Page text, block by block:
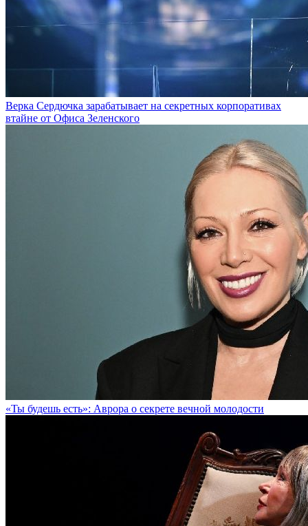
Верка Сердючка зарабатывает на секретных корпоративах
втайне от Офиса Зеленского
«Ты будешь есть»: Аврора о секрете вечной молодости